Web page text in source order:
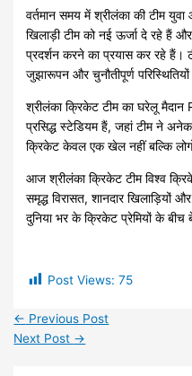
वर्तमान समय में श्रीलंका की टीम
खिलाड़ी टीम को नई ऊर्जा दे रहे हैं
प्रदर्शन करने का प्रयास कर रहे हैं।
जुझारूपन और चुनौतीपूर्ण
श्रीलंका क्रिकेट टीम का घरेलू
प्रसिद्ध स्टेडियम हैं, जहां टीम ने
क्रिकेट केवल एक खेल नहीं बल्कि
आज श्रीलंका क्रिकेट टीम विश्व
समृद्ध विरासत, शानदार खिलाड़ियों
दुनिया भर के क्रिकेट प्रेमियों के बीच
Post Views: 75
← Previous Post
Next Post →